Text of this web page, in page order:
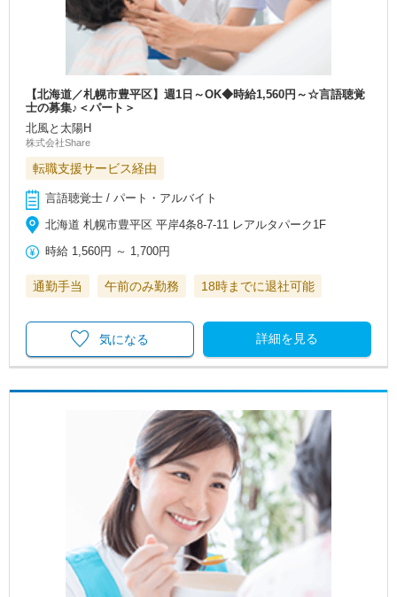
【北海道／札幌市豊平区】週1日～OK◆時給1,560円～☆言語聴覚
士の募集♪＜パート＞
北風と太陽H
株式会社Share
転職支援サービス経由
言語聴覚士 / パート・アルバイト
北海道 札幌市豊平区 平岸4条8-7-11 レアルタパーク1F
時給 1,560円 ～ 1,700円
通勤手当 午前のみ勤務 18時までに退社可能
詳細を見る
気になる